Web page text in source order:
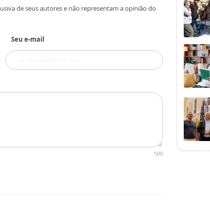
de seus autores e não representam a opinião do
Seu e-mail
500